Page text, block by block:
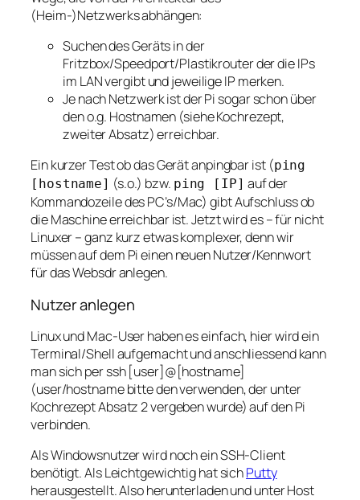
(Heim-)Netzwerks abhängen:
Suchen des Geräts in der
Fritzbox/Speedport/Plastikrouter der die IPs
im LAN vergibt und jeweilige IP merken.
Je nach Netzwerk ist der Pi sogar schon über
den o.g. Hostnamen (siehe Kochrezept,
zweiter Absatz) erreichbar.
Ein kurzer Test ob das Gerät anpingbar ist (ping
[hostname] (s.o.) bzw. ping [IP] auf der
Kommandozeile des PC’s/Mac) gibt Aufschluss ob
die Maschine erreichbar ist. Jetzt wird es – für nicht
Linuxer – ganz kurz etwas komplexer, denn wir
müssen auf dem Pi einen neuen Nutzer/Kennwort
für das Websdr anlegen.
Nutzer anlegen
Linux und Mac-User haben es einfach, hier wird ein
Terminal/Shell aufgemacht und anschliessend kann
man sich per ssh [user]@[hostname]
(user/hostname bitte den verwenden, der unter
Kochrezept Absatz 2 vergeben wurde) auf den Pi
verbinden.
Als Windowsnutzer wird noch ein SSH-Client
benötigt. Als Leichtgewichtig hat sichPutty
herausgestellt. Also herunterladen und unter Host